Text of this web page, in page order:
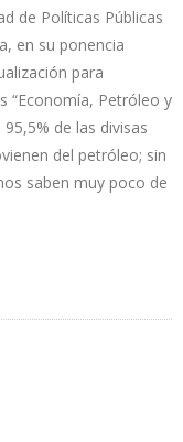
de Políticas Públicas
en su ponencia
para
“Economía, Petróleo y
de las divisas
del petróleo; sin
saben muy poco de